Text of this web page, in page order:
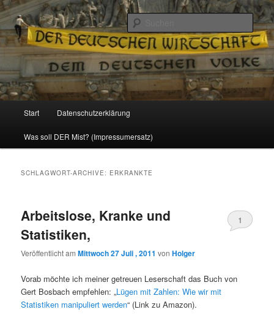
Reizzentrum
Politik, Wirtschaft, Soziales und Gesellschaft
Zum
Inhalt
Zum
sekundären
Start Datenschutzerklärung
Was soll DER Mist? (Impressumersatz)
SCHLAGWORT-ARCHIVE: ERKRANKTE
Arbeitslose, Kranke und
Statistiken,
Veröffentlicht amMittwoch 27 Juli , 2011 vonHolger
1
Vorab möchte ich meiner getreuen Leserschaft das Buch von
Gert Bosbach empfehlen: „Lügen mit Zahlen: Wie wir mit
Statistiken manipuliert werden“ (Link zu Amazon).